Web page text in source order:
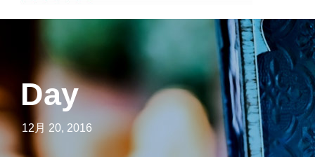
Day
12月 20, 2016